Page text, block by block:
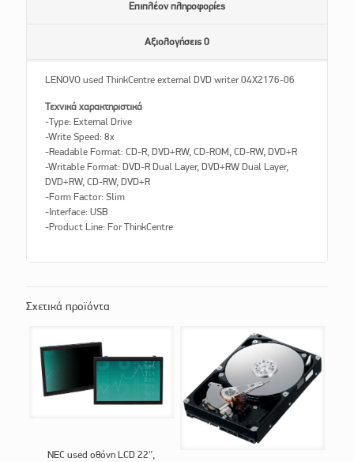
Επιπλέον πληροφορίες
Αξιολογήσεις 0
LENOVO used ThinkCentre external DVD writer 04X2176-06
Τεχνικά χαρακτηριστικά
-Type: External Drive
-Write Speed: 8x
-Readable Format: CD-R, DVD+RW, CD-ROM, CD-RW, DVD+R
-Writable Format: DVD-R Dual Layer, DVD+RW Dual Layer,
DVD+RW, CD-RW, DVD+R
-Form Factor: Slim
-Interface: USB
-Product Line: For ThinkCentre
Σχετικά προϊόντα
NEC used οθόνη LCD 22″,